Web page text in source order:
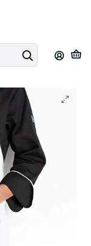
copras superiores
unisex